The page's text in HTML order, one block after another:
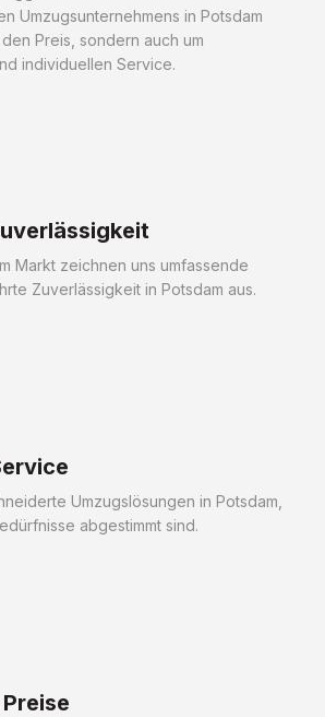
Umzugsunternehmens in Potsdam
Preis, sondern auch um
individuellen Service.
Markt zeichnen uns umfassende
Zuverlässigkeit in Potsdam aus.
Umzugslösungen in Potsdam,
abgestimmt sind.